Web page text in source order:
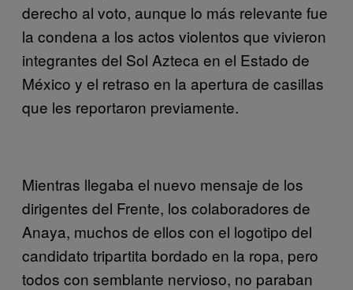
derecho al voto, aunque lo más relevante fue
la condena a los actos violentos que vivieron
integrantes del Sol Azteca en el Estado de
México y el retraso en la apertura de casillas
que les reportaron previamente.
Mientras llegaba el nuevo mensaje de los
dirigentes del Frente, los colaboradores de
Anaya, muchos de ellos con el logotipo del
candidato tripartita bordado en la ropa, pero
todos con semblante nervioso, no paraban